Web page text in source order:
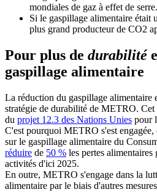
mondiales de gaz à effet de serre.
Si le gaspillage alimentaire était
plus grand producteur de CO2
Pour plus de durabilité
gaspillage alimentaire
La réduction du gaspillage alimentaire
stratégie de durabilité de METRO.
du projet 12.3 des Nations Unies pour
C'est pourquoi METRO s'est engagée,
sur le gaspillage alimentaire du
réduire de 50 % les pertes alimentaires
activités d'ici 2025.
En outre, METRO s'engage dans la
alimentaire par le biais d'autres